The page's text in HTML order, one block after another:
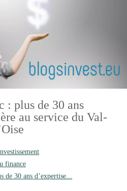
: plus de 30 ans
au service du Val-
finance
30 ans d’expertise...